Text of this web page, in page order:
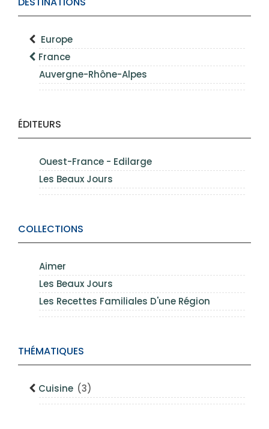
Europe
France
Auvergne-Rhône-Alpes
ÉDITEURS
Ouest-France - Edilarge
Les Beaux Jours
COLLECTIONS
Aimer
Les Beaux Jours
Les Recettes Familiales D'une Région
THÉMATIQUES
Cuisine (3)